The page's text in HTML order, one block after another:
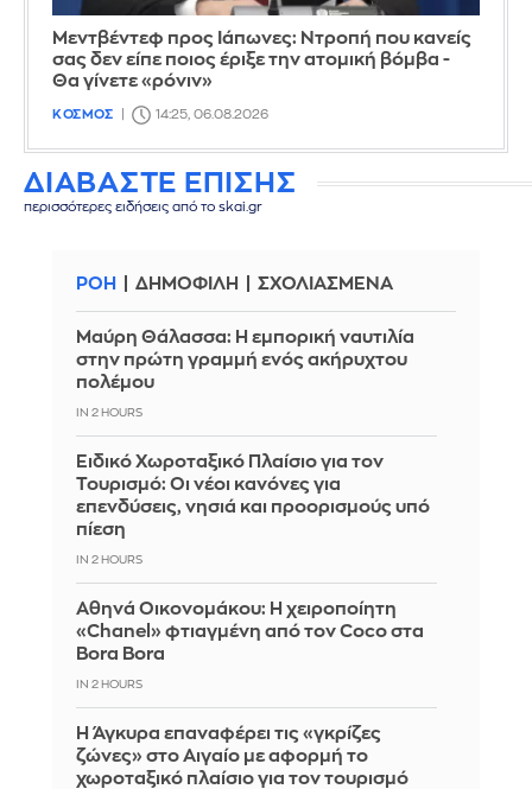
Μεντβέντεφ προς Ιάπωνες: Ντροπή που κανείς
σας δεν είπε ποιος έριξε την ατομική βόμβα -
Θα γίνετε «ρόνιν»
ΚΟΣΜΟΣ 14:25, 06.08.2026
ΔΙΑΒΑΣΤΕ ΕΠΙΣΗΣ
περισσότερες ειδήσεις από το skai.gr
ΡΟΗ ΔΗΜΟΦΙΛΗ ΣΧΟΛΙΑΣΜΕΝΑ
Μαύρη Θάλασσα: Η εμπορική ναυτιλία
στην πρώτη γραμμή ενός ακήρυχτου
πολέμου
IN 2 HOURS
Ειδικό Χωροταξικό Πλαίσιο για τον
Τουρισμό: Οι νέοι κανόνες για
επενδύσεις, νησιά και προορισμούς υπό
πίεση
IN 2 HOURS
Αθηνά Οικονομάκου: Η χειροποίητη
«Chanel» φτιαγμένη από τον Coco στα
Bora Bora
IN 2 HOURS
Η Άγκυρα επαναφέρει τις «γκρίζες
ζώνες» στο Αιγαίο με αφορμή το
χωροταξικό πλαίσιο για τον τουρισμό